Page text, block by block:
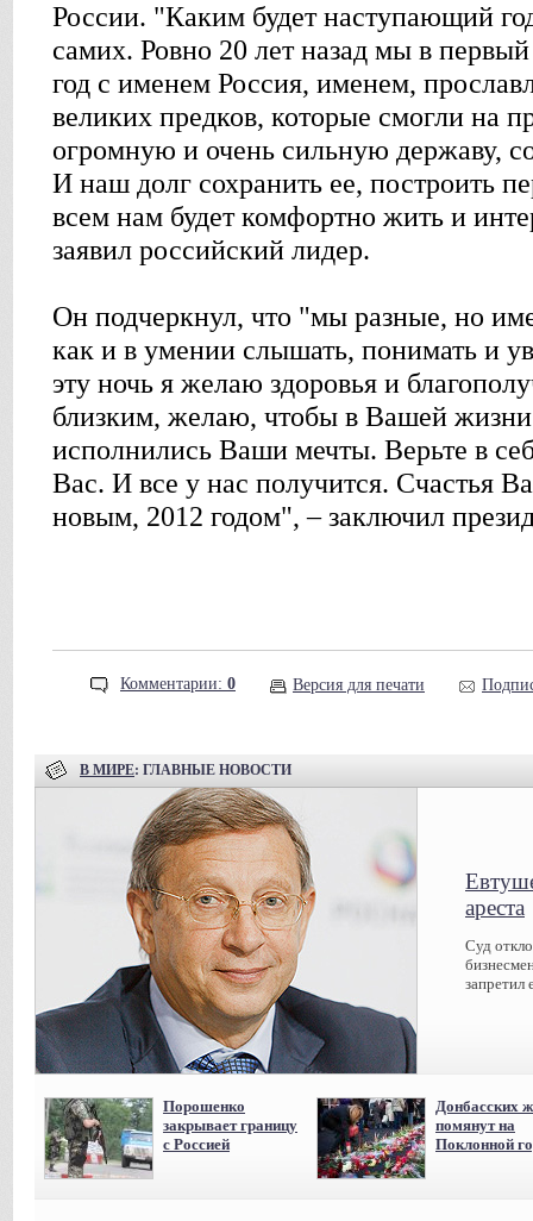
России. "Каким будет наступающий
самих. Ровно 20 лет назад мы в
год с именем Россия, именем,
великих предков, которые смогли на
огромную и очень сильную державу,
И наш долг сохранить ее, построить
всем нам будет комфортно жить и
заявил российский лидер.
Он подчеркнул, что "мы разные, но
как и в умении слышать, понимать и
эту ночь я желаю здоровья и
близким, желаю, чтобы в Вашей
исполнились Ваши мечты. Верьте в
Вас. И все у нас получится. Счастья
новым, 2012 годом", – заключил
Комментарии: 0 Версия для печати
В МИРЕ: ГЛАВНЫЕ НОВОСТИ
ареста
Суд
запретил
Порошенко
закрывает границу
с Россией
Донбасских
помянут на
Поклонной